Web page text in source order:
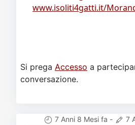
www.isoliti4gatti.it/
Si prega Accesso a
conversazione.
7 Anni 8 Mesi fa - 7